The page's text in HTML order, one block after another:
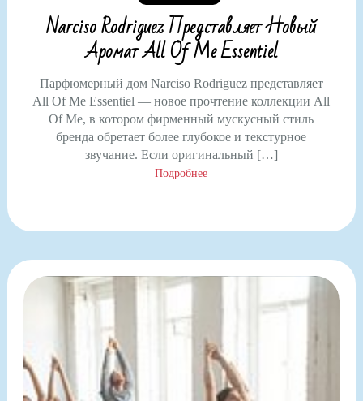
Narciso Rodriguez Представляет Новый
Аромат All Of Me Essentiel
Парфюмерный дом Narciso Rodriguez представляет
All Of Me Essentiel — новое прочтение коллекции All
Of Me, в котором фирменный мускусный стиль
бренда обретает более глубокое и текстурное
звучание. Если оригинальный […]
Подробнее